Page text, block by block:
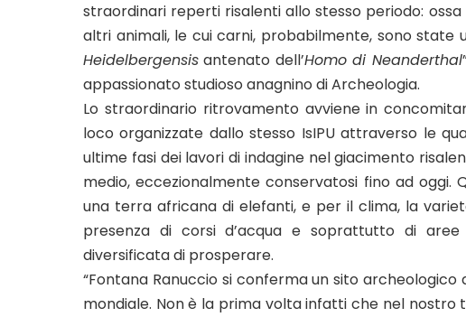
straordinari reperti risalenti allo stesso periodo:
altri animali, le cui carni, probabilmente, sono state
Heidelbergensis antenato dell’Homo di Neanderthal
appassionato studioso anagnino di Archeologia.
Lo straordinario ritrovamento avviene in
loco organizzate dallo stesso IsIPU attraverso le
ultime fasi dei lavori di indagine nel giacimento
medio, eccezionalmente conservatosi fino ad oggi.
una terra africana di elefanti, e per il clima, la
presenza di corsi d’acqua e soprattutto di
diversificata di prosperare.
“Fontana Ranuccio si conferma un sito
mondiale. Non è la prima volta infatti che nel